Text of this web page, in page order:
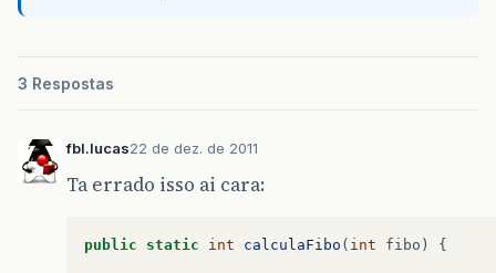
3 Respostas
fbl.lucas22 de dez. de 2011
Ta errado isso ai cara:
public static int calculaFibo ( int fibo ) {